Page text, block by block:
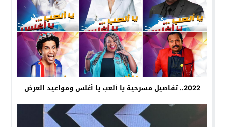
2022.. تفاصيل مسرحية يا ألعب يا أغلس ومواعيد العرض